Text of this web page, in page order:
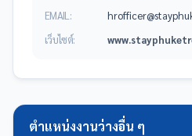
EMAIL:
เว็บไซต์:
ตำแหน่งงานว่างอื่น ๆ